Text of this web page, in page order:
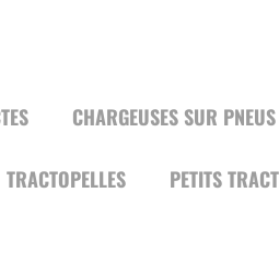
CHARGEUSES SUR PNEUS
TRACTOPELLES PETITS